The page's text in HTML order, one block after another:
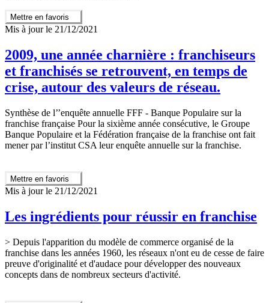
Mettre en favoris
Mis à jour le 21/12/2021
2009, une année charnière : franchiseurs
et franchisés se retrouvent, en temps de
crise, autour des valeurs de réseau.
Synthèse de l’’enquête annuelle FFF - Banque Populaire sur la
franchise française Pour la sixième année consécutive, le Groupe
Banque Populaire et la Fédération française de la franchise ont fait
mener par l’institut CSA leur enquête annuelle sur la franchise.
Mettre en favoris
Mis à jour le 21/12/2021
Les ingrédients pour réussir en franchise
> Depuis l'apparition du modèle de commerce organisé de la
franchise dans les années 1960, les réseaux n'ont eu de cesse de faire
preuve d'originalité et d'audace pour développer des nouveaux
concepts dans de nombreux secteurs d'activité.